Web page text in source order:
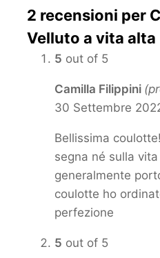
2 recensioni per
Velluto a vita alta
5 out of 5
Camilla Filippini
30 Settembre
Bellissima
segna né sulla
generalmente
coulotte ho
perfezione
5 out of 5